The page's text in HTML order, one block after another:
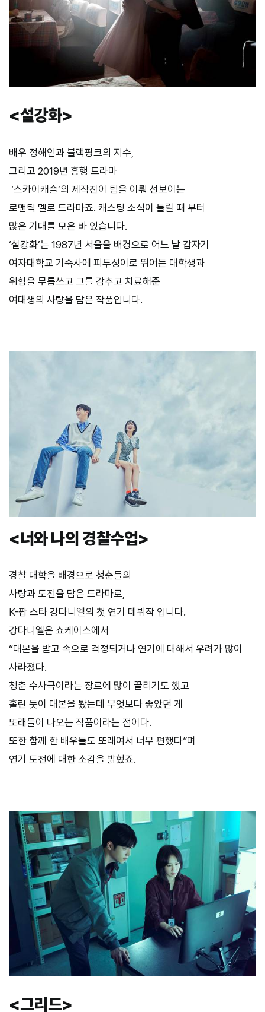
<설강화>
배우 정해인과 블랙핑크의 지수
그리고 2019년 흥행 드라마
‘스카이캐슬’의 제작진이 팀을 이뤄 선보이는
로맨틱 멜로 드라마죠. 캐스팅 소식이 들릴 때 부터
많은 기대를 모은 바 있습니다.
‘설강화’는 1987년 서울을 배경으로 어느 날 갑자기
여자대학교 기숙사에 피투성이로 뛰어든 대학생과
위험을 무릅쓰고 그를 감추고 치료해준
여대생의 사랑을 담은 작품입니다.
<너와나의경찰수업>
경찰 대학을 배경으로 청춘들의
사랑과 도전을 담은 드라마로,
K-팝 스타 강다니엘의 첫 연기 데뷔작 입니다.
강다니엘은 쇼케이스에서
“대본을 받고 속으로 걱정되거나 연기에 대해서 우려가 많이
사라졌다.
청춘 수사극이라는 장르에 많이 끌리기도 했고
홀린 듯이 대본을 봤는데 무엇보다 좋았던 게
또래들이 나오는 작품이라는 점이다.
또한 함께 한 배우들도 또래여서 너무 편했다”며
연기 도전에 대한 소감을 밝혔죠.
<그리드>